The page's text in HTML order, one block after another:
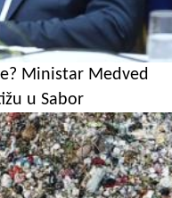
Ministar Medved
u Sabor